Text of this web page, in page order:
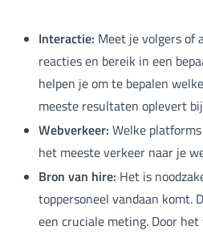
Interactie: Meet je volgers of
reacties en bereik in een
helpen je om te bepalen
meeste resultaten oplevert
Webverkeer: Welke
het meeste verkeer naar je
Bron van hire: Het is
toppersoneel vandaan komt.
een cruciale meting. Door